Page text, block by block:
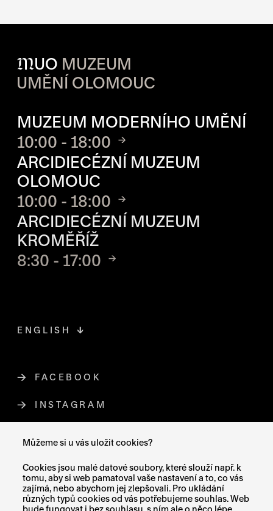
Můžeme si u vás uložit cookies?
Cookies jsou malé datové soubory, které slouží např. k
tomu, aby si web pamatoval vaše nastavení a to, co vás
zajímá, nebo abychom jej zlepšovali. Pro ukládání
různých typů cookies od vás potřebujeme souhlas. Web
bude fungovat i bez souhlasu, s ním ale o něco lépe.
MUO MUZEUM
UMĚNÍ OLOMOUC
MUZEUM MODERNÍHO UMĚNÍ
10:00 - 18:00
ARCIDIECÉZNÍ MUZEUM
OLOMOUC
10:00 - 18:00
ARCIDIECÉZNÍ MUZEUM
KROMĚŘÍŽ
8:30 - 17:00
FACEBOOKODKAZ SE OTEVŘE NA NOVÉ
INSTAGRAMODKAZ SE OTEVŘE NA NOVÉ
ENGLISH